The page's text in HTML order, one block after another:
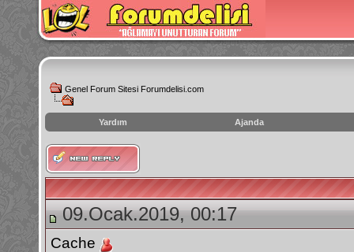
Genel Forum Sitesi Forumdelisi.com
Yardım Ajanda
instagram
izlenme
hilesi
09.Ocak.2019, 00:17
Cache